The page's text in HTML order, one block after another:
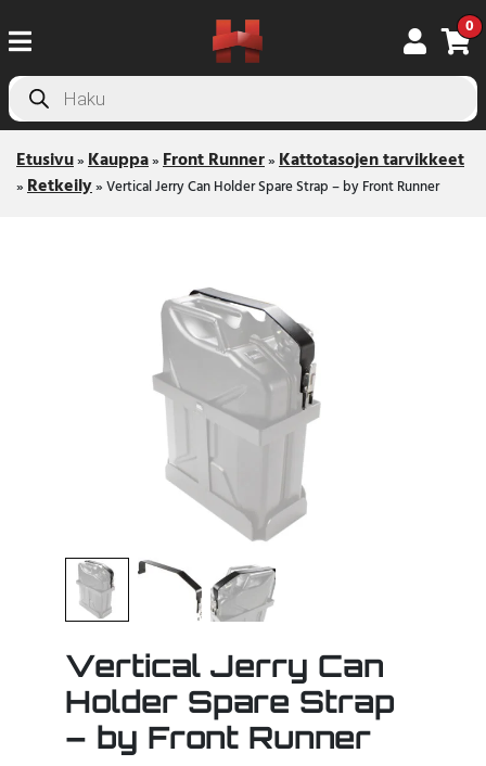
0
Products
search
Etusivu»Kauppa»Front Runner»Kattotasojen tarvikkeet
»Retkeily»Vertical Jerry Can Holder Spare Strap – by Front Runner
Vertical Jerry Can
Holder Spare Strap
– by Front Runner